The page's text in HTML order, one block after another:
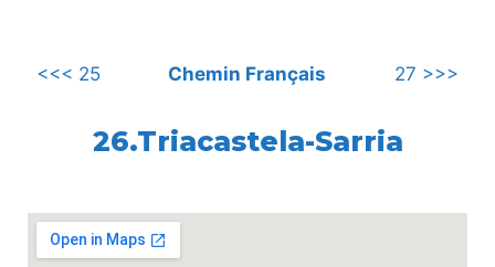
<<< 25 Chemin Français 27 >>>
26.Triacastela-Sarria